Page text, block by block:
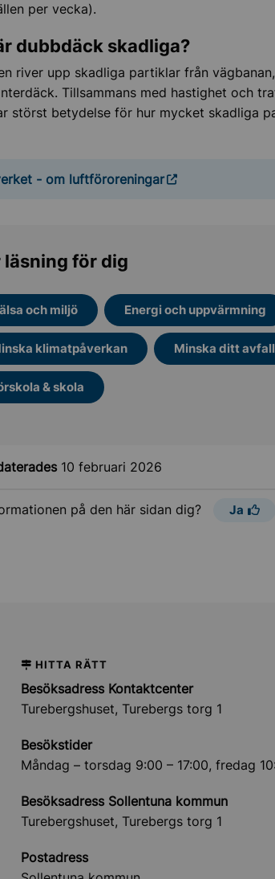
per vecka).
dubbdäck skadliga?
river upp skadliga partiklar från
Tillsammans med hastighet och
störst betydelse för hur mycket skadliga
- om luftföroreningar
läsning för dig
och miljö Energi och uppvärmning
klimatpåverkan Minska ditt avfall
& skola
10 februari 2026
på den här sidan dig? Ja
HITTA RÄTT
Besöksadress Kontaktcenter
Turebergshuset, Turebergs torg 1
Besökstider
Måndag – torsdag 9:00 – 17:00, fredag
Besöksadress Sollentuna kommun
Turebergshuset, Turebergs torg 1
Postadress